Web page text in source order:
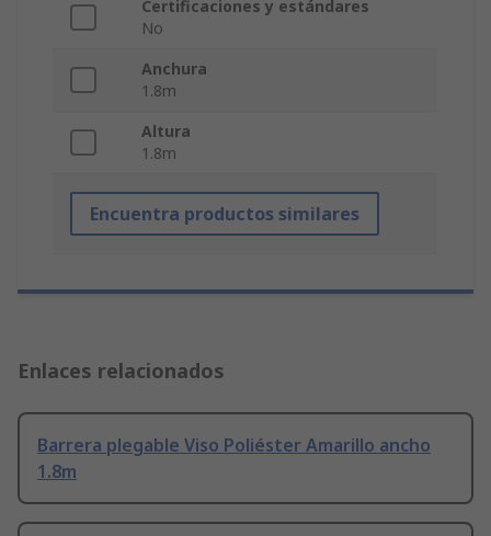
Certificaciones y estándares
No
Anchura
1.8m
Altura
1.8m
Encuentra productos similares
Enlaces relacionados
Barrera plegable Viso Poliéster Amarillo ancho
1.8m